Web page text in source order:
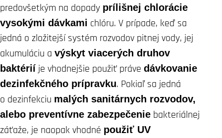
predovšetkým na dopady prílišnej chlorácie
vysokými dávkami chlóru. V prípade, keď sa
jedná o zložitejší systém rozvodov pitnej vody, jej
akumuláciu a výskyt viacerých druhov
baktérií je vhodnejšie použiť práve dávkovanie
dezinfekčného prípravku. Pokiaľ sa jedná
o dezinfekciu malých sanitárnych rozvodov,
alebo preventívne zabezpečenie bakteriálnej
záťaže, je naopak vhodné použiť UV